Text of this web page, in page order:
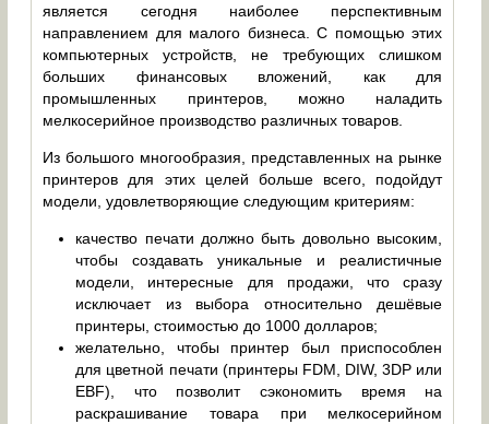
является сегодня наиболее перспективным
направлением для малого бизнеса. С помощью этих
компьютерных устройств, не требующих слишком
больших финансовых вложений, как для
промышленных принтеров, можно наладить
мелкосерийное производство различных товаров.
Из большого многообразия, представленных на рынке
принтеров для этих целей больше всего, подойдут
модели, удовлетворяющие следующим критериям:
качество печати должно быть довольно высоким,
чтобы создавать уникальные и реалистичные
модели, интересные для продажи, что сразу
исключает из выбора относительно дешёвые
принтеры, стоимостью до 1000 долларов;
желательно, чтобы принтер был приспособлен
для цветной печати (принтеры FDM, DIW, 3DP или
EBF), что позволит сэкономить время на
раскрашивание товара при мелкосерийном